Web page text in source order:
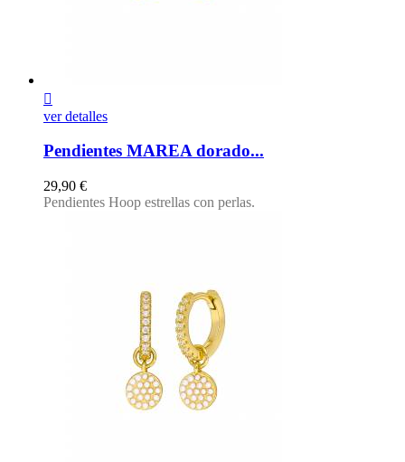

ver detalles
Pendientes MAREA dorado...
Precio
29,90 €
Pendientes Hoop estrellas con perlas.